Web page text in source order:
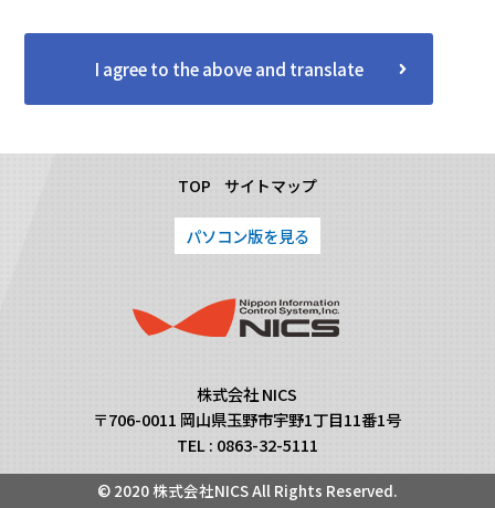
I agree to the above and translate
TOP サイトマップ
パソコン版を見る
株式会社 NICS
〒706-0011 岡山県玉野市宇野1丁目11番1号
TEL : 0863-32-5111
© 2020 株式会社NICS All Rights Reserved.